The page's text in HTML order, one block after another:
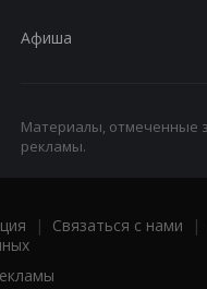
Афиша
Материалы, отмеченные
рекламы.
| Связаться с нами |